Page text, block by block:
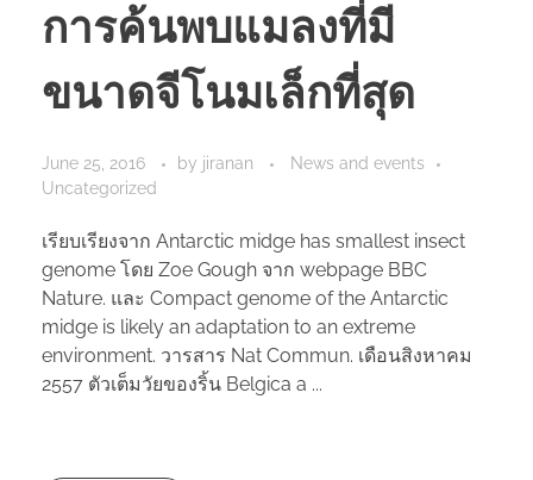
การค้นพบแมลงที่มี
ขนาดจีโนมเล็กที่สุด
June 25, 2016 by jiranan
News and events
Uncategorized
เรียบเรียงจาก Antarctic midge has smallest insect
genome โดย Zoe Gough จาก webpage BBC
Nature. และ Compact genome of the Antarctic
midge is likely an adaptation to an extreme
environment. วารสาร Nat Commun. เดือนสิงหาคม
2557 ตัวเต็มวัยของริ้น Belgica a ...